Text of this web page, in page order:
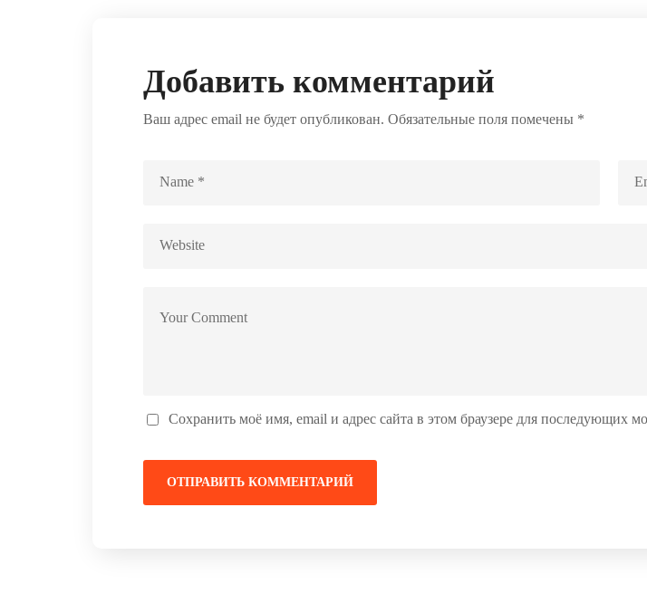
Добавить комментарий
Ваш адрес email не будет опубликован. Обязательные поля помечены *
Сохранить моё имя, email и адрес сайта в этом браузере для последующих